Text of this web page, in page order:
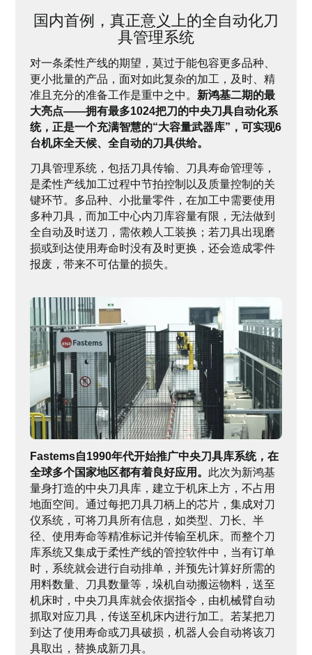
国内首例，真正意义上的全自动化刀
具管理系统
对一条柔性产线的期望，莫过于能包容更多品种、
更小批量的产品，面对如此复杂的加工，及时、精
准且充分的准备工作是重中之中。 新鸿基二期的最
大亮点——拥有最多1024把刀的中央刀具自动化系
统，正是一个充满智慧的“大容量武器库”，可实现6
台机床全天候、全自动的刀具供给。
刀具管理系统，包括刀具传输、刀具寿命管理等，
是柔性产线加工过程中节拍控制以及质量控制的关
键环节。多品种、小批量零件，在加工中需要使用
多种刀具，而加工中心内刀库容量有限，无法做到
全自动及时送刀，需依赖人工装换；若刀具出现磨
损或到达使用寿命时没有及时更换，还会造成零件
报废，带来不可估量的损失。
Fastems自1990年代开始推广中央刀具库系统，在
全球多个国家地区都有着良好应用。
此次为新鸿基
量身打造的中央刀具库，建立于机床上方，不占用
地面空间。通过每把刀具刀柄上的芯片，集成对刀
仪系统，可将刀具所有信息，如类型、刀长、半
径、使用寿命等精准标记并传输至机床。而整个刀
库系统又集成于柔性产线的管控软件中，当有订单
时，系统就会进行自动排单，并预先计算好所需的
用料数量、刀具数量等，垛机自动搬运物料，送至
机床时，中央刀具库就会依据指令，由机械臂自动
抓取对应刀具，传送至机床内进行加工。若某把刀
到达了使用寿命或刀具破损，机器人会自动将该刀
具取出，替换成新刀具。